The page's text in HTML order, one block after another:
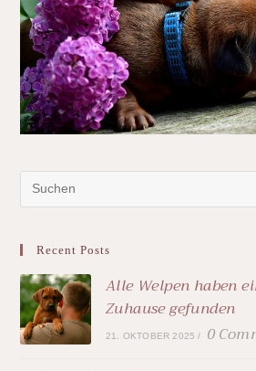
Recent Posts
Alle Welpen haben
Zuhause gefunden
21. OKTOBER 2025 /
0